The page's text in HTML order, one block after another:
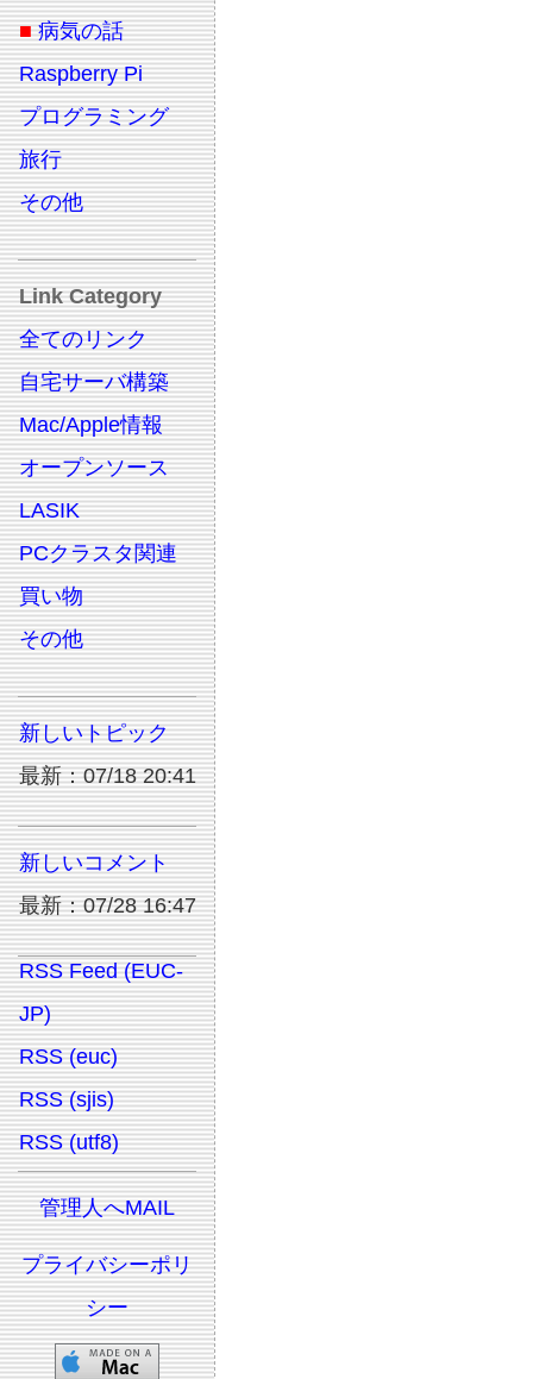
■ 病気の話
Raspberry Pi
プログラミング
旅行
その他
Link Category
全てのリンク
自宅サーバ構築
Mac/Apple情報
オープンソース
LASIK
PCクラスタ関連
買い物
その他
新しいトピック
最新：07/18 20:41
新しいコメント
最新：07/28 16:47
RSS Feed (EUC-
JP)
RSS (euc)
RSS (sjis)
RSS (utf8)
管理人へMAIL
プライバシーポリ
シー